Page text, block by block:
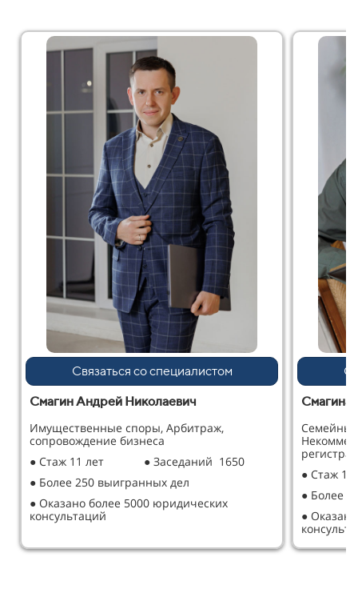
Связаться со специалистом
Смагин Андрей Николаевич
Имущественные споры, Арбитраж,
сопровождение бизнеса
● Стаж 11 лет
● Заседаний 1650
● Более 250 выигранных дел
● Оказано более 5000 юридических
консультаций
Смагина
● Стаж 12
● Более
●